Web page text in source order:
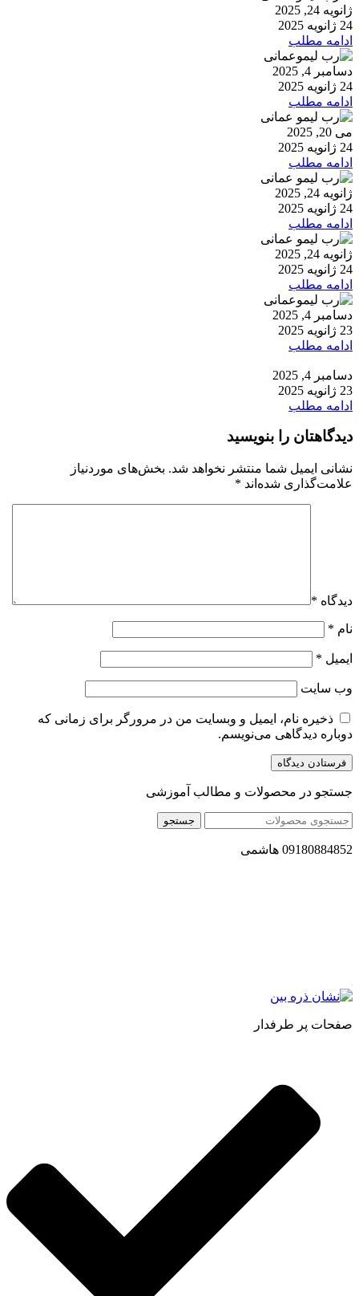
ژانویه 24, 2025
24 ژانویه 2025
ادامه مطلب
دسامبر 4, 2025
24 ژانویه 2025
ادامه مطلب
می 20, 2025
24 ژانویه 2025
ادامه مطلب
ژانویه 24, 2025
24 ژانویه 2025
ادامه مطلب
ژانویه 24, 2025
24 ژانویه 2025
ادامه مطلب
دسامبر 4, 2025
23 ژانویه 2025
ادامه مطلب
دسامبر 4, 2025
23 ژانویه 2025
ادامه مطلب
دیدگاهتان را بنویسید
نشانی ایمیل شما منتشر نخواهد شد. بخش‌های موردنیاز
علامت‌گذاری شده‌اند *
دیدگاه *
نام *
ایمیل *
وب‌ سایت
ذخیره نام، ایمیل و وبسایت من در مرورگر برای زمانی که
دوباره دیدگاهی می‌نویسم.
جستجو در محصولات و مطالب آموزشی
جستجو
09180884852 هاشمی
صفحات پر طرفدار